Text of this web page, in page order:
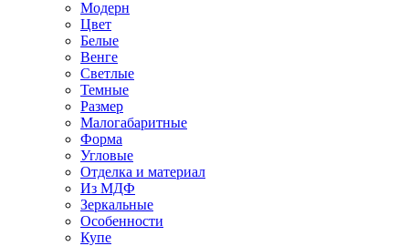
Модерн
Цвет
Белые
Венге
Светлые
Темные
Размер
Малогабаритные
Форма
Угловые
Отделка и материал
Из МДФ
Зеркальные
Особенности
Купе